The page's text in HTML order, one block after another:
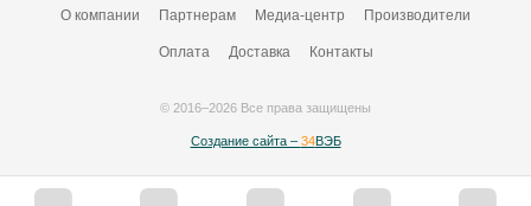
О компании Партнерам Медиа-центр Производители
Оплата Доставка Контакты
© 2016–2026 Все права защищены
Создание сайта – 34ВЭБ